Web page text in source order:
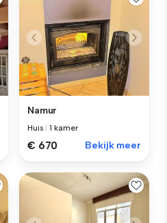
Namur
Huis |1 kamer
€ 670 Bekijk meer